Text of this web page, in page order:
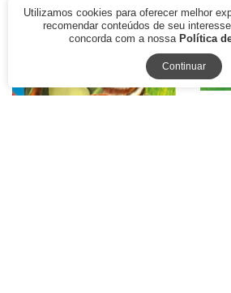
Utilizamos cookies para oferecer melhor
recomendar conteúdos de seu
concorda com a nossa Política
Continuar